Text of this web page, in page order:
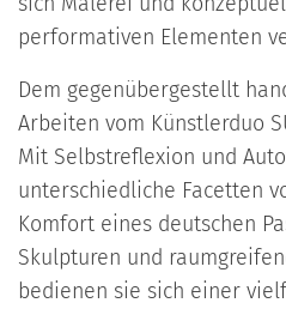
performativen Elementen
Dem gegenübergestellt
Arbeiten vom Künstlerduo
Mit Selbstreflexion und
unterschiedliche Facetten
Komfort eines deutschen
Skulpturen und
bedienen sie sich einer